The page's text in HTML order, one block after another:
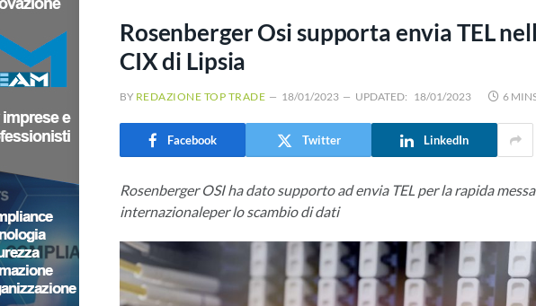
Rosenberger Osi supporta envia TEL
CIX di Lipsia
BY REDAZIONE TOP TRADE 18/01/2023 UPDATED: 18/01/2023 6
Facebook Twitter LinkedIn
Rosenberger OSI ha dato supporto ad envia TEL per la rapida
internazionaleper lo scambio di dati